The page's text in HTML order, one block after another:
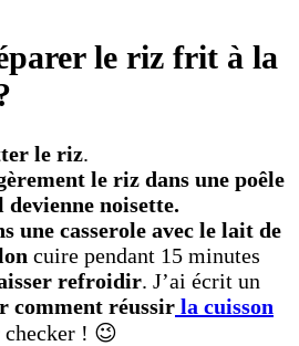
le riz frit à la
le riz.
le riz dans une poêle
devienne noisette.
une casserole avec le lait de
cuire pendant 15 minutes
refroidir. J’ai écrit un
comment réussir la cuisson
checker ! 😉